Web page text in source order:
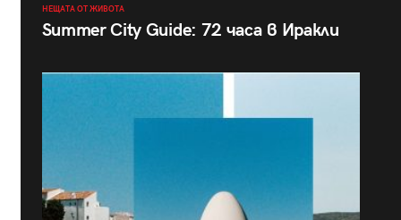
НЕЩАТА ОТ ЖИВОТА
Summer City Guide: 72 часа в Иракли